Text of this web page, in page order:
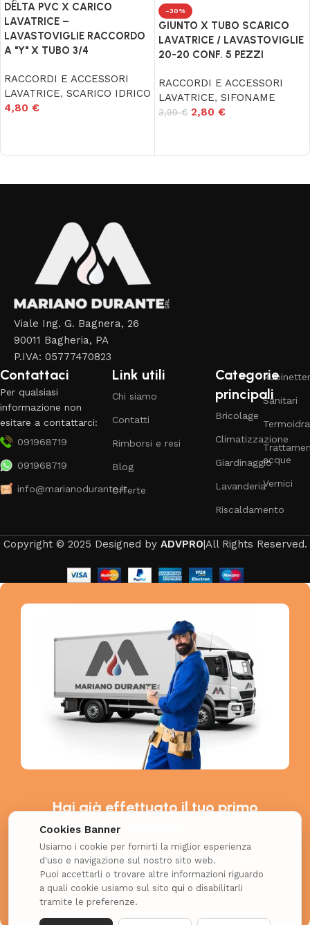
Cookies Banner
Usiamo i cookie per fornirti la miglior esperienza
d'uso e navigazione sul nostro sito web.
Puoi accettarli o trovare altre informazioni riguardo
a quali cookie usiamo sul sito qui o disabilitarli
tramite le preferenze.
DELTA PVC X CARICO
LAVATRICE –
LAVASTOVIGLIE RACCORDO
A "Y" X TUBO 3/4
RACCORDI E ACCESSORI
LAVATRICE, SCARICO IDRICO
4,80 €
-30%
GIUNTO X TUBO SCARICO
LAVATRICE / LAVASTOVIGLIE
20-20 CONF. 5 PEZZI
RACCORDI E ACCESSORI
LAVATRICE, SIFONAME
3,99€ 2,80 €
Viale Ing. G. Bagnera, 26
90011 Bagheria, PA
P.IVA: 05777470823
Contattaci
Per qualsiasi
informazione non
esitare a contattarci:
091968719
091968719
info@marianodurante.it
Link utili
Chi siamo
Contatti
Rimborsi e resi
Blog
Offerte
Categorie
principali
Bricolage
Climatizzazione
Giardinaggio
Lavanderia
Riscaldamento
Sanitari
acque
Vernici
Copyright © 2025 Designed by ADVPRO|All Rights Reserved.
Hai già effettuato il tuo primo
Richiedi il coupon esclusivo per i nuovi clienti e
ottieni uno SCONTO EXTRA!